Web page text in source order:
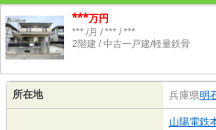
***万円
*** /月 / *** / ***
2階建 / 中古一戸建/軽量鉄骨
所在地 兵庫県明
山陽電鉄